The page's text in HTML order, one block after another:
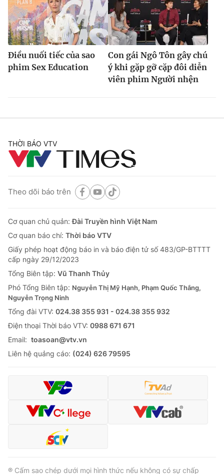
Điều nuối tiếc của sao
phim Sex Education
Con gái Ngô Tôn gây chú
ý khi gặp gỡ cặp đôi diễn
viên phim Người nhện
THỜI BÁO VTV
Theo dõi báo trên
Cơ quan chủ quản:Đài Truyền hình Việt Nam
Cơ quan báo chí: Thời báo VTV
Giấy phép hoạt động báo in và báo điện tử số 483/GP-BTTTT
cấp ngày 29/12/2023
Tổng Biên tập: Vũ Thanh Thủy
Phó Tổng Biên tập: Nguyễn Thị Mỹ Hạnh, Phạm Quốc Thắng,
Nguyễn Trọng Ninh
Tổng đài VTV: 024.38 355 931 - 024.38 355 932
Ðiện thoại Thời báo VTV: 0988 671 671
Email: toasoan@vtv.vn
Liên hệ quảng cáo: (024) 626 79595
® Cấm sao chép dưới mọi hình thức nếu không có sự chấp